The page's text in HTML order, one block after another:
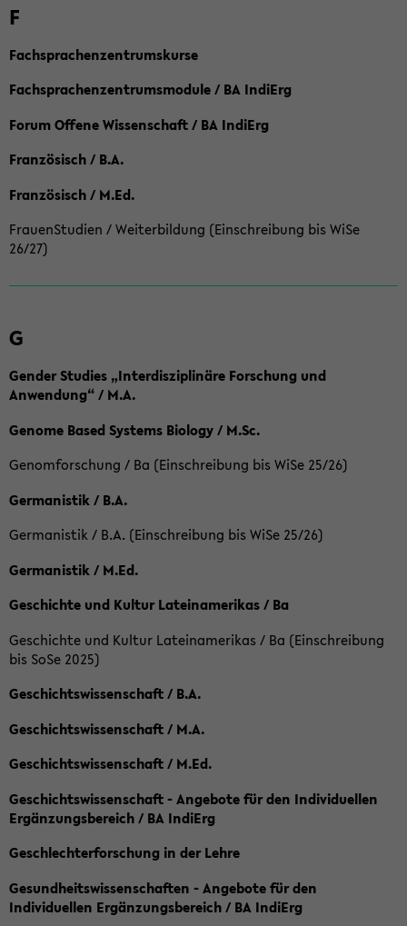
F
Fachsprachenzentrumskurse
Fachsprachenzentrumsmodule / BA IndiErg
Forum Offene Wissenschaft / BA IndiErg
Französisch / B.A.
Französisch / M.Ed.
FrauenStudien / Weiterbildung (Einschreibung bis WiSe
26/27)
G
Gender Studies „Interdisziplinäre Forschung und
Anwendung“ / M.A.
Genome Based Systems Biology / M.Sc.
Genomforschung / Ba (Einschreibung bis WiSe 25/26)
Germanistik / B.A.
Germanistik / B.A. (Einschreibung bis WiSe 25/26)
Germanistik / M.Ed.
Geschichte und Kultur Lateinamerikas / Ba
Geschichte und Kultur Lateinamerikas / Ba (Einschreibung
bis SoSe 2025)
Geschichtswissenschaft / B.A.
Geschichtswissenschaft / M.A.
Geschichtswissenschaft / M.Ed.
Geschichtswissenschaft - Angebote für den Individuellen
Ergänzungsbereich / BA IndiErg
Geschlechterforschung in der Lehre
Gesundheitswissenschaften - Angebote für den
Individuellen Ergänzungsbereich / BA IndiErg